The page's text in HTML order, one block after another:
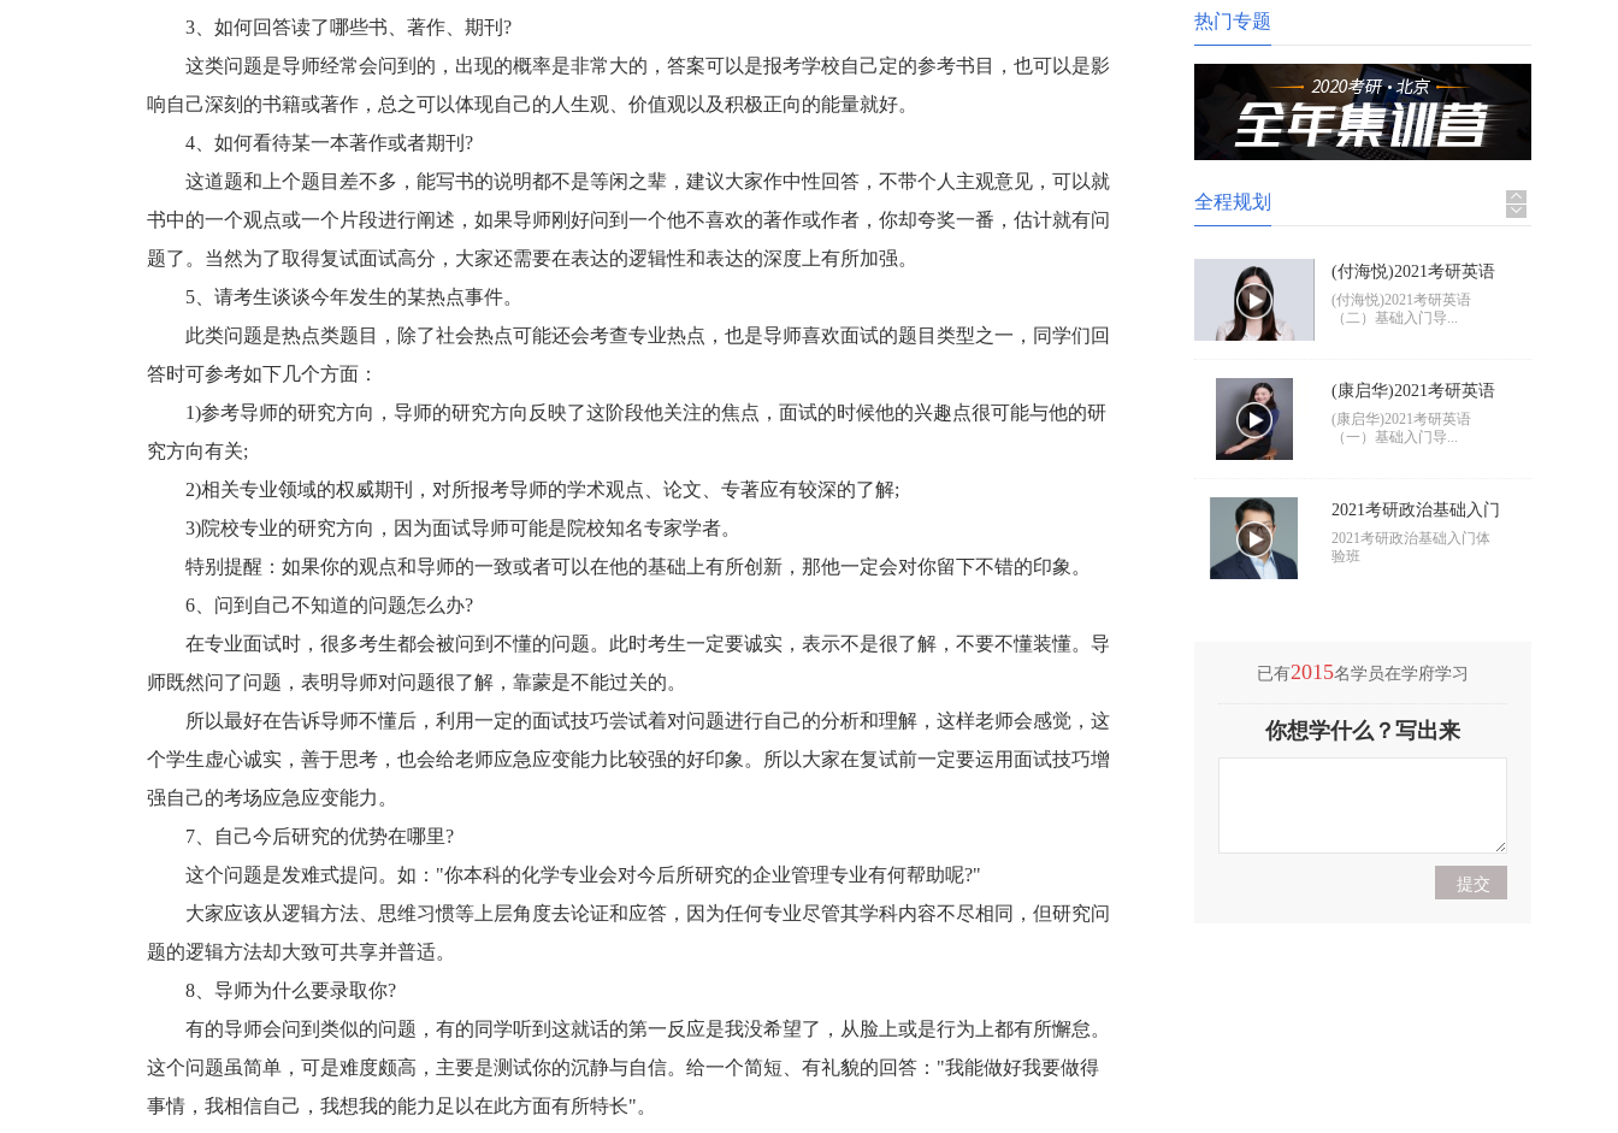
3、如何回答读了哪些书、著作、期刊?
这类问题是导师经常会问到的，出现的概率是非常大的，答案可以是报考学校自己定的参考书目，也可以是影
响自己深刻的书籍或著作，总之可以体现自己的人生观、价值观以及积极正向的能量就好。
4、如何看待某一本著作或者期刊?
这道题和上个题目差不多，能写书的说明都不是等闲之辈，建议大家作中性回答，不带个人主观意见，可以就
书中的一个观点或一个片段进行阐述，如果导师刚好问到一个他不喜欢的著作或作者，你却夸奖一番，估计就有问
题了。当然为了取得复试面试高分，大家还需要在表达的逻辑性和表达的深度上有所加强。
5、请考生谈谈今年发生的某热点事件。
此类问题是热点类题目，除了社会热点可能还会考查专业热点，也是导师喜欢面试的题目类型之一，同学们回
答时可参考如下几个方面：
1)参考导师的研究方向，导师的研究方向反映了这阶段他关注的焦点，面试的时候他的兴趣点很可能与他的研
究方向有关;
2)相关专业领域的权威期刊，对所报考导师的学术观点、论文、专著应有较深的了解;
3)院校专业的研究方向，因为面试导师可能是院校知名专家学者。
特别提醒：如果你的观点和导师的一致或者可以在他的基础上有所创新，那他一定会对你留下不错的印象。
6、问到自己不知道的问题怎么办?
在专业面试时，很多考生都会被问到不懂的问题。此时考生一定要诚实，表示不是很了解，不要不懂装懂。导
师既然问了问题，表明导师对问题很了解，靠蒙是不能过关的。
所以最好在告诉导师不懂后，利用一定的面试技巧尝试着对问题进行自己的分析和理解，这样老师会感觉，这
个学生虚心诚实，善于思考，也会给老师应急应变能力比较强的好印象。所以大家在复试前一定要运用面试技巧增
强自己的考场应急应变能力。
7、自己今后研究的优势在哪里?
这个问题是发难式提问。如："你本科的化学专业会对今后所研究的企业管理专业有何帮助呢?"
大家应该从逻辑方法、思维习惯等上层角度去论证和应答，因为任何专业尽管其学科内容不尽相同，但研究问
题的逻辑方法却大致可共享并普适。
8、导师为什么要录取你?
有的导师会问到类似的问题，有的同学听到这就话的第一反应是我没希望了，从脸上或是行为上都有所懈怠。
这个问题虽简单，可是难度颇高，主要是测试你的沉静与自信。给一个简短、有礼貌的回答："我能做好我要做得
事情，我相信自己，我想我的能力足以在此方面有所特长"。
热门专题
全程规划
2021考研政治基础入门
导学
2021考研政治基础入门体
验班
(付海悦)2021考研英语
（二）基础入门导学
(付海悦)2021考研英语
（二）基础入门导...
(康启华)2021考研英语
（一）基础入门导学
(康启华)2021考研英语
（一）基础入门导...
2021考研政治基础入门
导学
2021考研政治基础入门体
验班
(付海悦)2021考研英语
（二）基础入门导学
(付海悦)2021考研英语
（二）基础入门导...
（一）基础入门导学
(康启华)2021考研英语
（一）基础入门导...
已有2015名学员在学府学习
你想学什么？写出来